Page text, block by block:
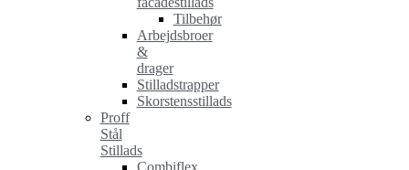
Tilbehør
Arbejdsbroer
&
drager
Stilladstrapper
Skorstensstillads
Proff
Stål
Stillads
Combiflex